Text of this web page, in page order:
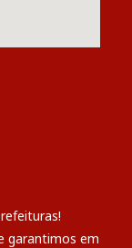
!
garantimos em